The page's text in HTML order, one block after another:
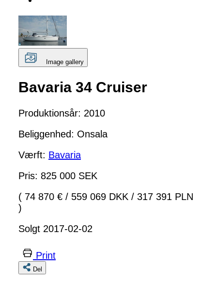
Image gallery
Bavaria 34 Cruiser
Produktionsår: 2010
Beliggenhed: Onsala
Værft: Bavaria
Pris: 825 000 SEK
( 74 870 € / 559 069 DKK / 317 391 PLN
)
Solgt 2017-02-02
Print
Del